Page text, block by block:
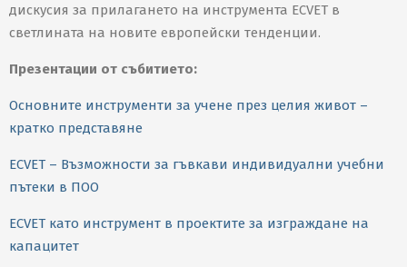
дискусия за прилагането на инструмента ECVET в
светлината на новите европейски тенденции.
Презентации от събитието:
Основните инструменти за учене през целия живот –
кратко представяне
ECVET – Възможности за гъвкави индивидуални учебни
пътеки в ПОО
ECVET като инструмент в проектите за изграждане на
капацитет